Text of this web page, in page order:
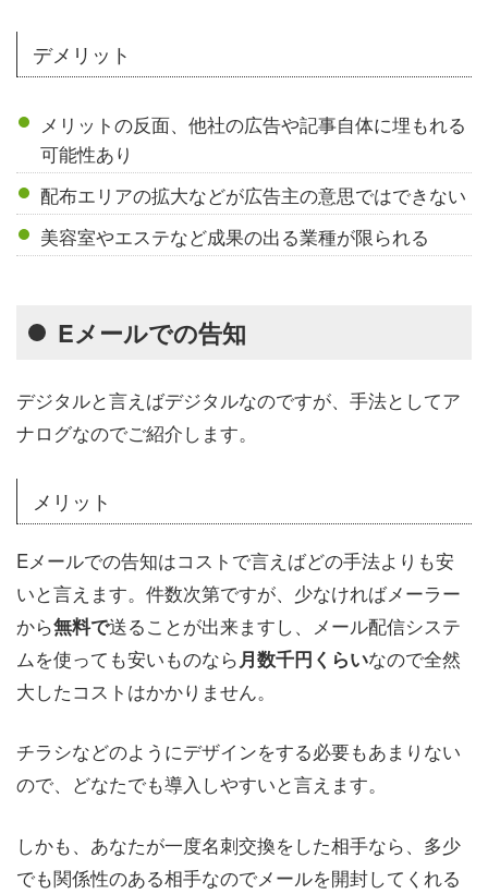
デメリット
メリットの反面、他社の広告や記事自体に埋もれる
可能性あり
配布エリアの拡大などが広告主の意思ではできない
美容室やエステなど成果の出る業種が限られる
Eメールでの告知
デジタルと言えばデジタルなのですが、手法としてア
ナログなのでご紹介します。
メリット
Eメールでの告知はコストで言えばどの手法よりも安
いと言えます。件数次第ですが、少なければメーラー
から無料で送ることが出来ますし、メール配信システ
ムを使っても安いものなら 月数千円くらいなので全然
大したコストはかかりません。
チラシなどのようにデザインをする必要もあまりない
ので、どなたでも導入しやすいと言えます。
しかも、あなたが一度名刺交換をした相手なら、多少
でも関係性のある相手なのでメールを開封してくれる